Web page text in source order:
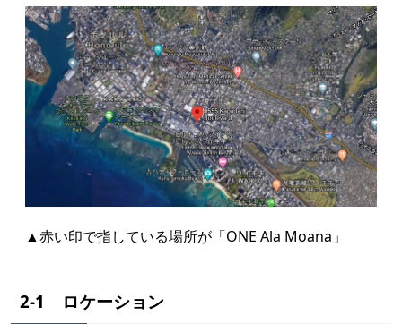
▲赤い印で指している場所が「ONE Ala Moana」
2-1 ロケーション